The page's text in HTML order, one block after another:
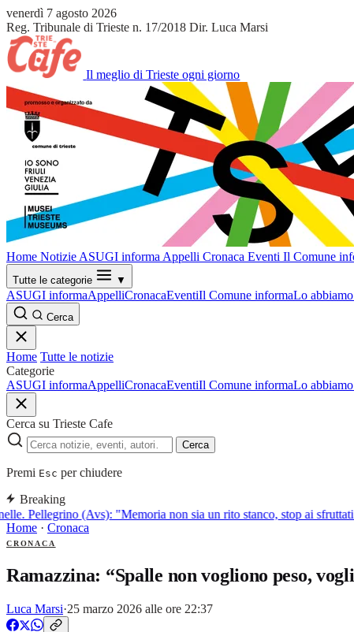
venerdì 7 agosto 2026
Reg. Tribunale di Trieste n. 17/2018 Dir. Luca Marsi
Il meglio di Trieste ogni giorno
Home Notizie ASUGI informa Appelli Cronaca Eventi Il Comune
Tutte le categorie ▼
ASUGI informaAppelliCronacaEventiIl Comune informaLo
Cerca
Home Tutte le notizie
Categorie
ASUGI informaAppelliCronacaEventiIl Comune informaLo
Cerca su Trieste Cafe
Cerca
Premi Esc per chiudere
Breaking
Pellegrino (Avs): "Memoria non sia un rito stanco, stop ai sfruttati"
Home · Cronaca
CRONACA
Ramazzina: “Spalle non vogliono peso,
Luca Marsi·25 marzo 2026 alle ore 22:37